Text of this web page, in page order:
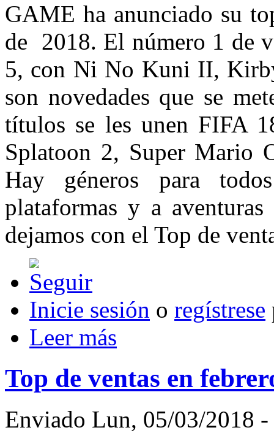
GAME ha anunciado su
de 2018. El número 1 de
5, con Ni No Kuni II,
son novedades que se
títulos se les unen FIFA
Splatoon 2, Super Mario
Hay géneros para
plataformas y a
dejamos con el Top de
Inicie sesión o regístrese
Leer más
Top de ventas en
Enviado Lun, 05/03/2018